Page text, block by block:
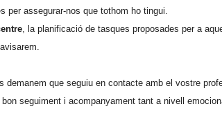
per assegurar-nos que tothom ho tingui.
, la planificació de tasques proposades per a
demanem que seguiu en contacte amb el vostre
seguiment i acompanyament tant a nivell